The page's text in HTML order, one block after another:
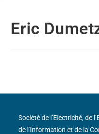
Eric
Société de l’Electricité, de
de l’Information et de la